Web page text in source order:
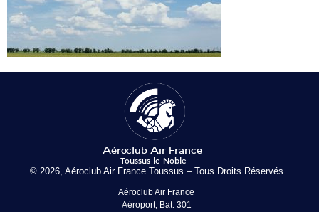
© 2026, Aéroclub Air France Toussus – Tous Droits Réservés
Aéroclub Air France
Aéroport, Bat. 301